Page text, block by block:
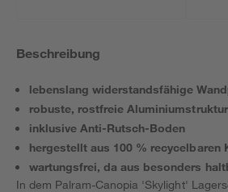
Beschreibung
lebenslang widerstandsfähige
robuste, rostfreie Aluminiumstruktur
inklusive Anti-Rutsch-Boden
hergestellt aus 100 % recycelbaren
wartungsfrei, da aus besonders
In dem Palram-Canopia 'Skylight'